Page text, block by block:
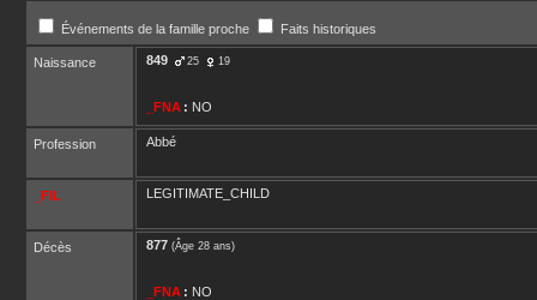
Événements de la famille proche Faits historiques
Naissance 849 25 19
_FNA : NO
Profession Abbé
_FIL LEGITIMATE_CHILD
Décès 877 (Âge 28 ans)
_FNA : NO